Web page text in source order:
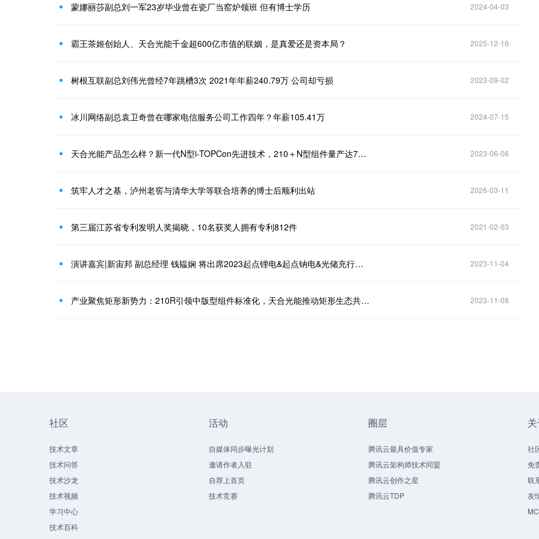
蒙娜丽莎副总刘一军23岁毕业曾在瓷厂当窑炉领班 但有博士学历 2024-04-03
霸王茶姬创始人、天合光能千金超600亿市值的联姻，是真爱还是资本局？ 2025-12-16
树根互联副总刘伟光曾经7年跳槽3次 2021年年薪240.79万 公司却亏损 2023-09-02
冰川网络副总袁卫奇曾在哪家电信服务公司工作四年？年薪105.41万 2024-07-15
天合光能产品怎么样？新一代N型i-TOPCon先进技术，210＋N型组件量产达700W＋ 2023-06-06
筑牢人才之基，泸州老窖与清华大学等联合培养的博士后顺利出站 2026-03-11
第三届江苏省专利发明人奖揭晓，10名获奖人拥有专利812件 2021-02-03
演讲嘉宾|新宙邦 副总经理 钱韫娴 将出席2023起点锂电&起点钠电&光储充行业年会并做主题演讲 2023-11-04
产业聚焦矩形新势力：210R引领中版型组件标准化，天合光能推动矩形生态共建共赢 2023-11-08
社区
技术文章
技术问答
技术沙龙
技术视频
学习中心
技术百科
活动
自媒体同步曝光计划
邀请作者入驻
自荐上首页
技术竞赛
圈层
腾讯云最具价值专家
腾讯云架构师技术同盟
腾讯云创作之星
腾讯云TDP
社
免
联
友